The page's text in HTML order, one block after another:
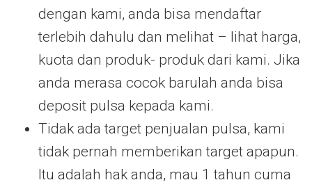
dengan kami, anda bisa mendaftar
terlebih dahulu dan melihat – lihat harga,
kuota dan produk- produk dari kami. Jika
anda merasa cocok barulah anda bisa
deposit pulsa kepada kami.
Tidak ada target penjualan pulsa, kami
tidak pernah memberikan target apapun.
Itu adalah hak anda, mau 1 tahun cuma